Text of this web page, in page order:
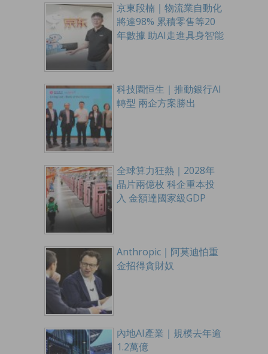
京東段楠｜物流業自動化
將達98% 累積零售等20
年數據 助AI走進具身智能
科技園恒生｜推動銀行AI
轉型 兩企方案勝出
全球算力狂熱｜2028年
晶片兩億枚 科企重本投
入 金額達國家級GDP
Anthropic｜阿莫迪怕重
金招得貪財奴
內地AI產業｜規模去年逾
1.2萬億